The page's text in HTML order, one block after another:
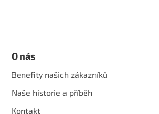
O nás
Benefity našich zákazníků
Naše historie a příběh
Kontakt